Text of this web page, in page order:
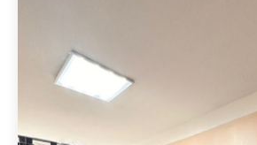
табысқа деген
жағдайында өзекті
Кездесу барысында
өзін-өзі ұйымдастыру…